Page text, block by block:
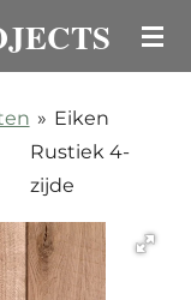
» Eiken
Rustiek 4-
zijde